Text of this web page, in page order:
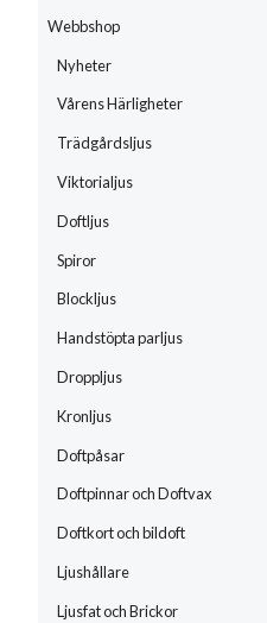
Webbshop
Nyheter
Vårens Härligheter
Trädgårdsljus
Viktorialjus
Doftljus
Spiror
Blockljus
Handstöpta parljus
Droppljus
Kronljus
Doftpåsar
Doftpinnar och Doftvax
Doftkort och bildoft
Ljushållare
Ljusfat och Brickor